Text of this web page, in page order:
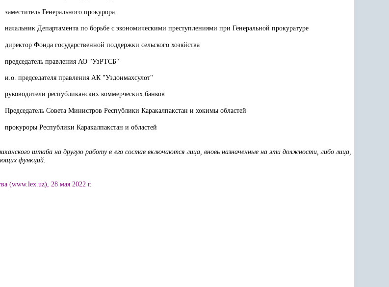
заместитель Генерального прокурора
начальник Департамента по борьбе с экономическими преступлениями при Генеральной прокуратуре
директор Фонда государственной поддержки сельского хозяйства
председатель правления АО "УзРТСБ"
и.о. председателя правления АК "Уздонмахсулот"
руководители республиканских коммерческих банков
Председатель Совета Министров Республики Каракалпакстан и хокимы областей
прокуроры Республики Каракалпакстан и областей
штаба на другую работу в его состав включаются лица, вновь назначенные на эти должности, либо лица,
функций.
(www.lex.uz), 28 мая 2022 г.